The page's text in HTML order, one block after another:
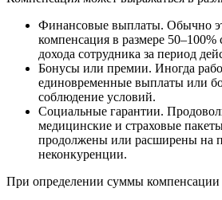
Финансовые выплаты. Обычно
компенсация в размере 50–100%
дохода сотрудника за период
Бонусы или премии. Иногда
единовременные выплаты или
соблюдение условий.
Социальные гарантии.
медицинские и страховые
продолжены или расширены на
неконкуренции.
При определении суммы компенсации